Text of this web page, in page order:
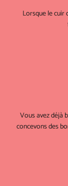
Lorsque le cuir
Vous avez déjà
concevons des